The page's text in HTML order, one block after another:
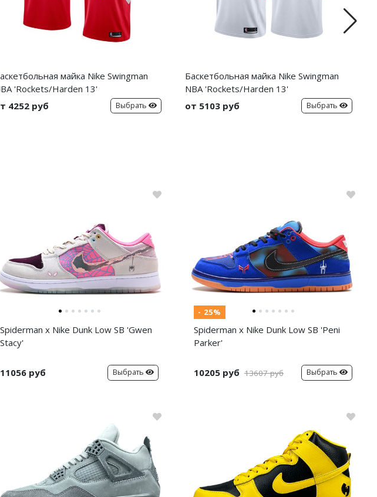
майка Nike Swingman
'Rockets/Harden 13'
4252 руб
Выбрать
Баскетбольная майка Nike Swingman
NBA 'Rockets/Harden 13'
от 5103 руб
Выбрать
Spiderman x Nike Dunk Low SB 'Gwen
Stacy'
11056 руб Выбрать
- 25%
Spiderman x Nike Dunk Low SB 'Peni
Parker'
10205 руб 13607 руб Выбрать